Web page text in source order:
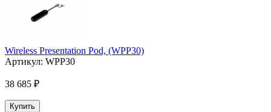
Wireless Presentation Pod, (WPP30)
Артикул: WPP30
38 685 ₽